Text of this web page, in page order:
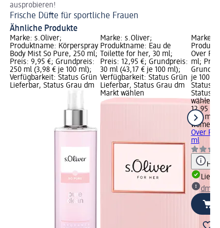
ausprobieren!
Frische Düfte für sportliche Frauen
Ähnliche Produkte
Marke: s.Oliver;
Produktname: Körperspray
Body Mist So Pure, 250 ml;
Preis: 9,95 €; Grundpreis:
250 ml (3,98 € je 100 ml);
Verfügbarkeit: Status Grün
Lieferbar, Status Grau dm
Marke: s.Oliver;
Produktname: Eau de
Toilette for her, 30 ml;
Preis: 12,95 €; Grundpreis:
30 ml (43,17 € je 100 ml);
Verfügbarkeit: Status Grün
Lieferbar, Status Grau dm
Markt wählen
Marke:
Over
ml;
je 100
Status
Status
wählen
12,95 €
250 ml
Over
ml
dm